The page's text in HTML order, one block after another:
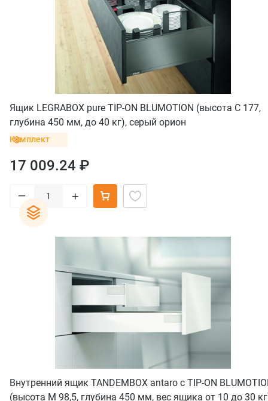
Ящик LEGRABOX pure TIP-ON BLUMOTION (высота C 177,
глубина 450 мм, до 40 кг), серый орион
Комплект
17 009.24 ₽
– +
Внутренний ящик TANDEMBOX antaro с TIP-ON
(высота М 98,5, глубина 450 мм, вес ящика от 10 до 30